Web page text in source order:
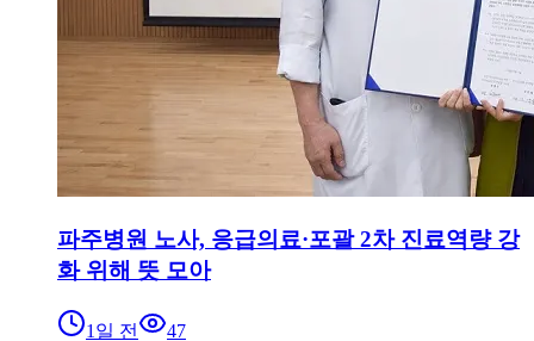
파주병원 노사, 응급의료·포괄 2차 진료역량 강
화 위해 뜻 모아
1일 전
47